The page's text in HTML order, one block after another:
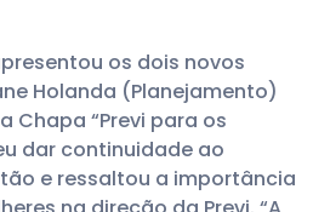
os dois novos
Holanda (Planejamento)
Chapa “Previ para os
dar continuidade ao
e ressaltou a importância